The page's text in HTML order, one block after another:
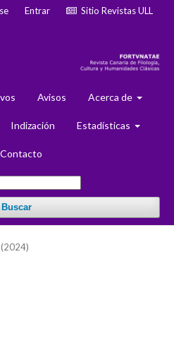
Avisos Acerca de
Indización Estadísticas
Contacto
Buscar
Entrar Sitio Revistas ULL